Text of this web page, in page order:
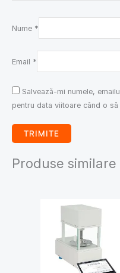
Nume *
Email *
Salvează-mi numele,
pentru data viitoare când o să
Produse similare